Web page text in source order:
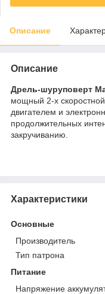
Описание
Описание
Дрель-шуруповерт
мощный 2-х
двигателем и
продолжительных
закручиванию.
Характеристики
Основные
Производитель
Тип патрона
Питание
Напряжение